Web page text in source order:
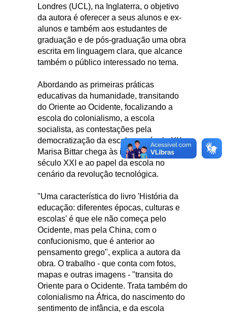
Londres (UCL), na Inglaterra, o objetivo
da autora é oferecer a seus alunos e ex-
alunos e também aos estudantes de
graduação e de pós-graduação uma obra
escrita em linguagem clara, que alcance
também o público interessado no tema.
Abordando as primeiras práticas
educativas da humanidade, transitando
do Oriente ao Ocidente, focalizando a
escola do colonialismo, a escola
socialista, as contestações pela
democratização da escola no século XX,
Marisa Bittar chega às incertezas do
século XXI e ao papel da escola no
cenário da revolução tecnológica.
"Uma característica do livro 'História da
educação: diferentes épocas, culturas e
escolas' é que ele não começa pelo
Ocidente, mas pela China, com o
confucionismo, que é anterior ao
pensamento grego", explica a autora da
obra. O trabalho - que conta com fotos,
mapas e outras imagens - "transita do
Oriente para o Ocidente. Trata também do
colonialismo na África, do nascimento do
sentimento de infância, e da escola